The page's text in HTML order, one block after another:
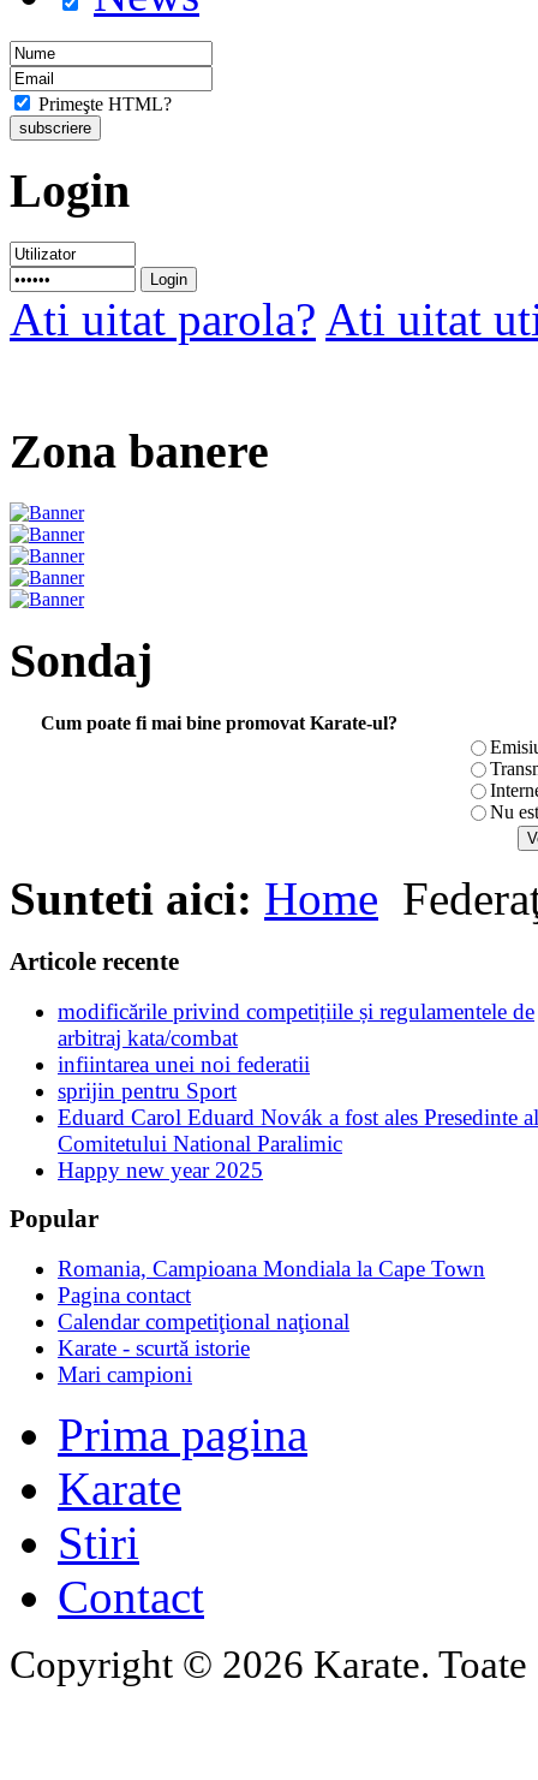
Primeşte HTML?
Login
Ati uitat parola? Ati uitat
Zona banere
Sondaj
Cum poate fi mai bine promovat Karate-ul?
Nu
Sunteti aici: Home
Articole recente
modificările privind competițiile și regulamentele de
arbitraj kata/combat
infiintarea unei noi federatii
sprijin pentru Sport
Eduard Carol Eduard Novák a fost ales Presedinte al
Comitetului National Paralimic
Happy new year 2025
Popular
Romania, Campioana Mondiala la Cape Town
Pagina contact
Calendar competiţional naţional
Karate - scurtă istorie
Mari campioni
Prima pagina
Karate
Stiri
Contact
Copyright © 2026 Karate.